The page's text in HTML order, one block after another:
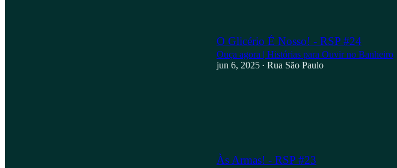
O Glicério É Nosso! - RSP #24
Ouça agora | Histórias para Ouvir no Banheiro
jun 6, 2025 • Rua São Paulo
Às Armas! - RSP #23